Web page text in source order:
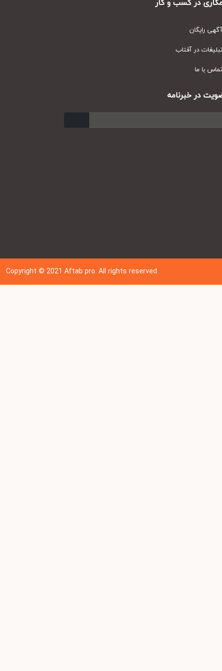
در کسب و کار
رایگان
در آفتاب
با ما
در خبرنامه
Copyright © 202 1Aftab pro. All rights reserved.